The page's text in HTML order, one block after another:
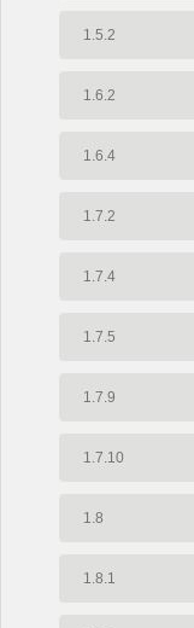
1.5.2
1.6.2
1.6.4
1.7.2
1.7.4
1.7.5
1.7.9
1.7.10
1.8
1.8.1